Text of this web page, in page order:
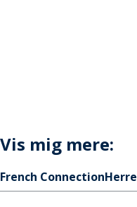
Vis mig mere:
French ConnectionHerre